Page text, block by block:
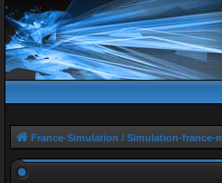
France-Simulation / Simulation-france-